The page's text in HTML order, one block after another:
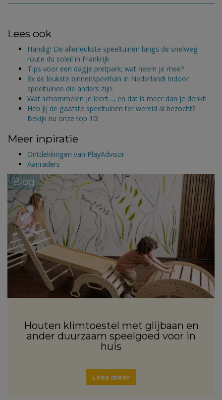
Lees ook
Handig! De allerleukste speeltuinen langs de snelweg
route du soleil in Frankrijk
Tips voor een dagje pretpark; wat neem je mee?
8x de leukste binnenspeeltuin in Nederland! Indoor
speeltuinen die anders zijn.
Wat schommelen je leert…, en dat is meer dan je denkt!
Heb jij de gaafste speeltuinen ter wereld al bezocht?
Bekijk nu onze top 10!
Meer inpiratie
Ontdekkingen van PlayAdvisor
Aanraders
Blog
Houten klimtoestel met glijbaan en
ander duurzaam speelgoed voor in
huis
Lees meer